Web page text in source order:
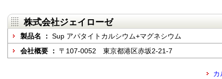
株式会社ジェイローゼ
製品名 ： Sup アパタイトカルシウム+マグネシウム
会社概要 ： 〒107-0052 東京都港区赤坂2-21-7
カ